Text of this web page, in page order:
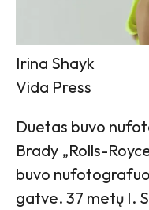
Irina Shayk
Vida Press
Duetas buvo
Brady „Rolls-
buvo
gatve. 37 metų I.